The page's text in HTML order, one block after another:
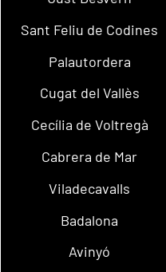
Sant Feliu de Codines
Palautordera
Cugat del Vallès
Cecília de Voltregà
Cabrera de Mar
Viladecavalls
Badalona
Avinyó